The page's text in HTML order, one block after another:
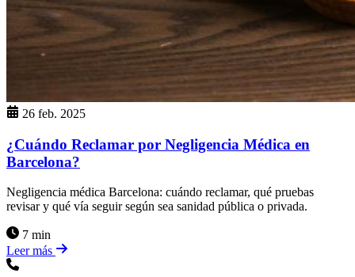
26 feb. 2025
¿Cuándo Reclamar por Negligencia Médica en
Barcelona?
Negligencia médica Barcelona: cuándo reclamar, qué pruebas
revisar y qué vía seguir según sea sanidad pública o privada.
7 min
Leer más